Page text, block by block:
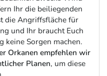
Ihr die beiliegenden
die Angriffsfläche für
und Ihr braucht Euch
keine Sorgen machen.
Orkanen empfehlen wir
Planen, um diese